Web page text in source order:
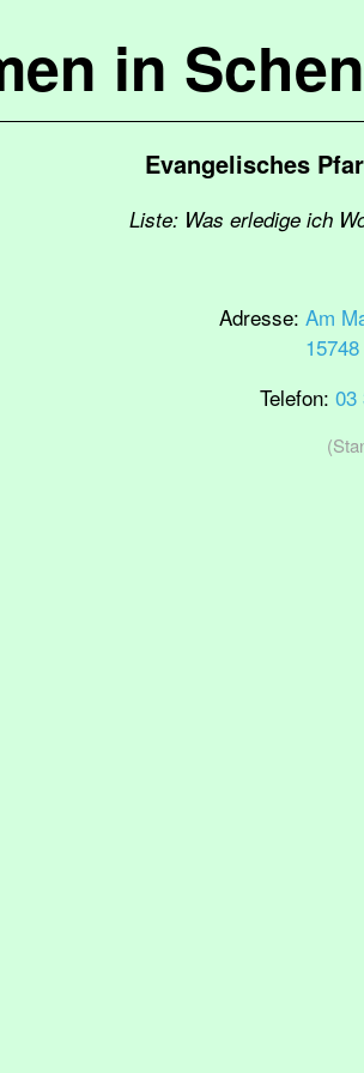
in
Evangelisches
Liste: Was erledige ich
Adresse: Am
Telefon: 03